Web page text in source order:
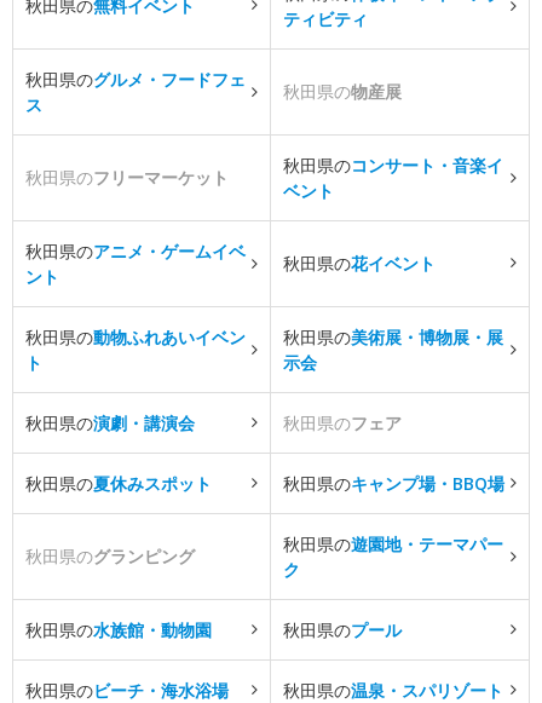
秋田県の無料イベント
ティビティ
秋田県のグルメ・フードフェ
ス
秋田県の物産展
秋田県のフリーマーケット
秋田県のコンサート・音楽イ
ベント
秋田県のアニメ・ゲームイベ
ント
秋田県の花イベント
秋田県の動物ふれあいイベン
ト
秋田県の美術展・博物展・展
示会
秋田県の演劇・講演会 秋田県のフェア
秋田県の夏休みスポット 秋田県のキャンプ場・BBQ場
秋田県のグランピング
秋田県の遊園地・テーマパー
ク
秋田県の水族館・動物園 秋田県のプール
秋田県のビーチ・海水浴場 秋田県の温泉・スパリゾート